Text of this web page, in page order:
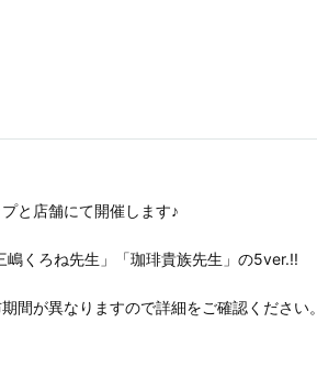
と店舗にて開催します♪
嶋くろね先生」「珈琲貴族先生」の5ver.!!
間が異なりますので詳細をご確認ください